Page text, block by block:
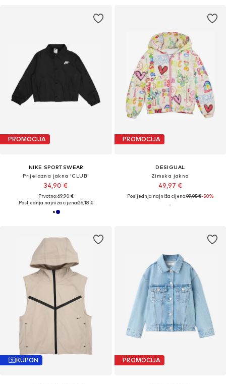
PROMOCIJA
NIKE SPORTSWEAR
Prijelazna jakna 'CLUB'
34,90 €
Prvotno: 69,90 €
Posljednja najniža cijena:26,18 €
PROMOCIJA
DESIGUAL
Zimska jakna
49,97 €
Posljednja najniža cijena:99,95 €-50%
KUPON PROMOCIJA